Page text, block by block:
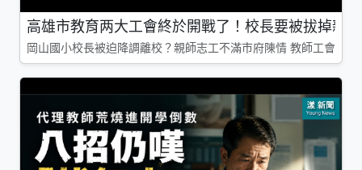
高雄市教育两大工會終於開戰了！校長要被拔掉親
岡山國小校長被迫降調離校？親師志工不滿市府陳情 教師工會槓